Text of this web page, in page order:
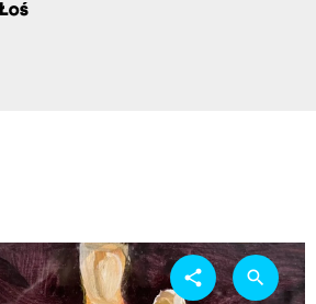
share search